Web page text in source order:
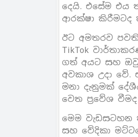
දෙයි. එසේම එය
ආරක්ෂා
ඊට අමතරව
TikTok
ගත් අයට සහ
අවකාශ උදා
මනා දැනුමක්
වෙත ප්‍රවේශ
මෙම වැඩසටහන
සහ වේදිකා